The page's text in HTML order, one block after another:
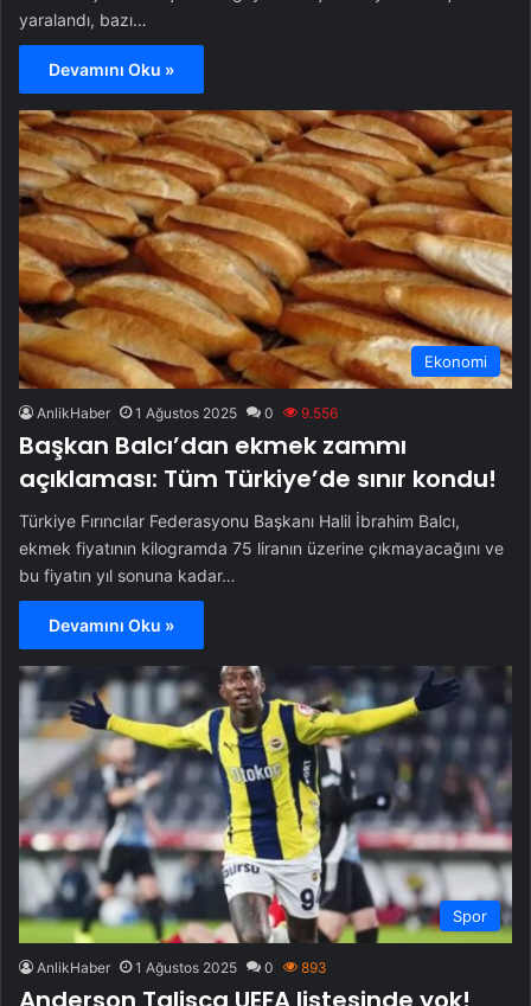
yaralandı, bazı…
Devamını Oku »
Ekonomi
AnlikHaber 1 Ağustos 2025 0 9.556
Başkan Balcı’dan ekmek zammı
açıklaması: Tüm Türkiye’de sınır kondu!
Türkiye Fırıncılar Federasyonu Başkanı Halil İbrahim Balcı,
ekmek fiyatının kilogramda 75 liranın üzerine çıkmayacağını ve
bu fiyatın yıl sonuna kadar…
Devamını Oku »
Spor
AnlikHaber 1 Ağustos 2025 0 893